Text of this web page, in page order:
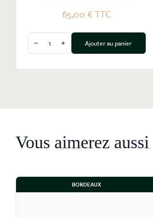
65,00 €TTC
Diminuer la quantité
Augmenter la quantité
Ajouter au panier
Vous aimerez aussi
BORDEAUX